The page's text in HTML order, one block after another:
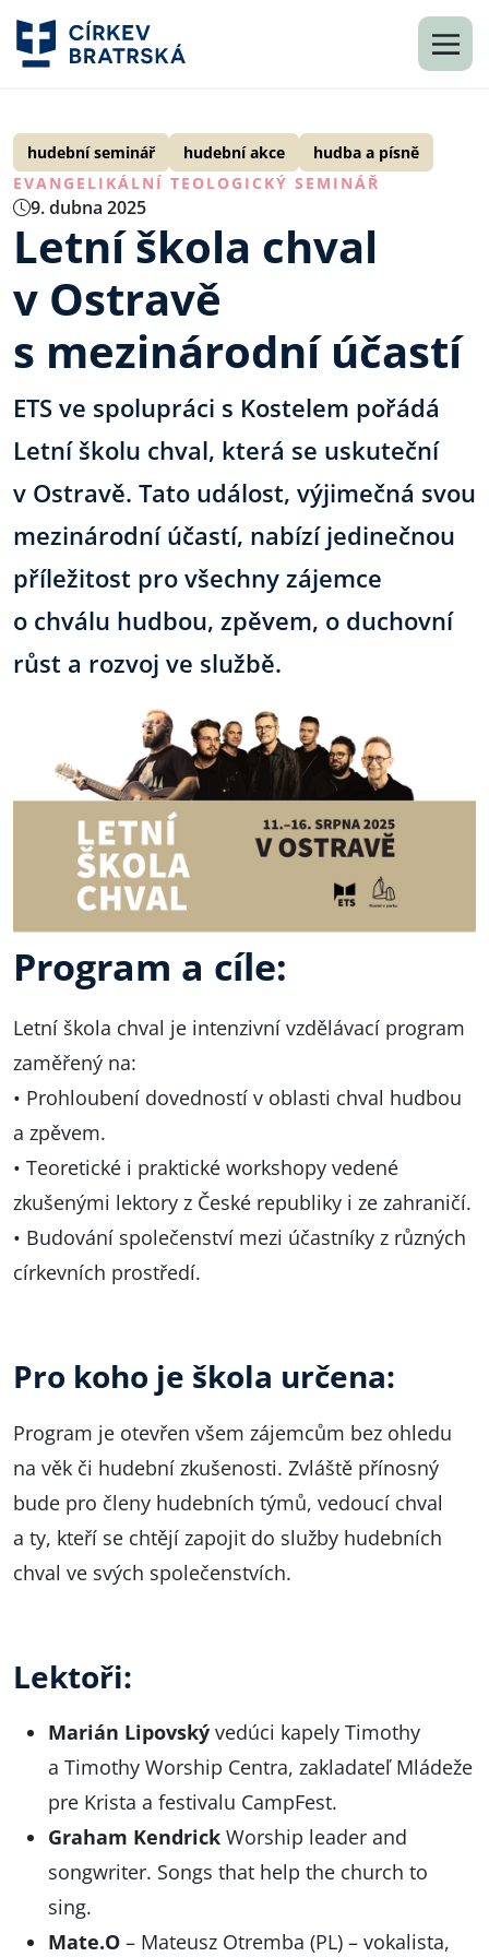
hudební seminář hudební akce
hudba a písně
EVANGELIKÁLNÍ TEOLOGICKÝ SEMINÁŘ
9. dubna 2025
Letní škola chval
v Ostravě
s mezinárodní účastí
ETS ve spolupráci s Kostelem pořádá
Letní školu chval, která se uskuteční
v Ostravě. Tato událost, výjimečná svou
mezinárodní účastí, nabízí jedinečnou
příležitost pro všechny zájemce
o chválu hudbou, zpěvem, o duchovní
růst a rozvoj ve službě.
Program a cíle:
Letní škola chval je intenzivní vzdělávací program
zaměřený na:
• Prohloubení dovedností v oblasti chval hudbou
a zpěvem.
• Teoretické i praktické workshopy vedené
zkušenými lektory z České republiky i ze zahraničí.
• Budování společenství mezi účastníky z různých
církevních prostředí.
Pro koho je škola určena:
Program je otevřen všem zájemcům bez ohledu
na věk či hudební zkušenosti. Zvláště přínosný
bude pro členy hudebních týmů, vedoucí chval
a ty, kteří se chtějí zapojit do služby hudebních
chval ve svých společenstvích.
Lektoři:
Marián Lipovský vedúci kapely Timothy
a Timothy Worship Centra, zakladateľ Mládeže
pre Krista a festivalu CampFest.
Graham Kendrick Worship leader and
songwriter. Songs that help the church to
sing.
Mate.O – Mateusz Otremba (PL) – vokalista,